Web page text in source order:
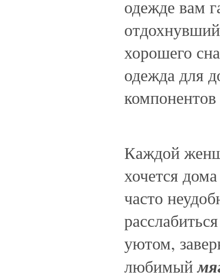
одежде вам
хорошего
одежда для
Каждой
хочется
часто
уютом,
любимый